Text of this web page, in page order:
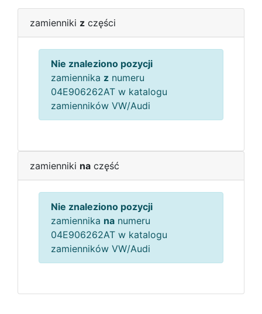
zamienniki z części
Nie znaleziono pozycji
zamiennika z numeru
04E906262AT w katalogu
zamienników VW/Audi
zamienniki na część
Nie znaleziono pozycji
zamiennika na numeru
04E906262AT w katalogu
zamienników VW/Audi